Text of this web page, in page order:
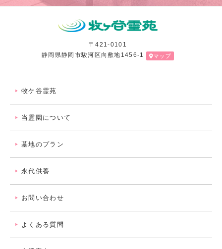
〒421-0101
静岡県静岡市駿河区向敷地1456-1
牧ケ谷霊苑
当霊園について
墓地のプラン
永代供養
お問い合わせ
よくある質問